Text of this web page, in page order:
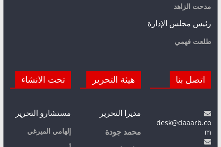
مدحت الزاهد
رئيس مجلس الإدارة
طلعت فهمي
اتصل بنا
desk@daaarb.co
m
هيئة التحرير
مديرا التحرير
محمد جودة
تحت الانشاء
مستشارو التحرير
إلهامي الميرغي